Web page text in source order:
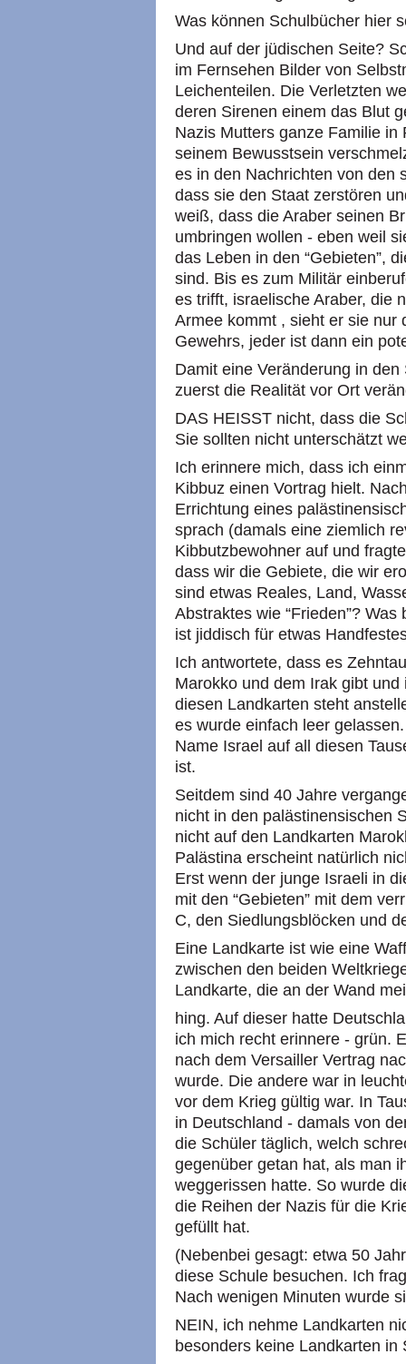
Was können Schulbücher hier
Und auf der jüdischen Seite?
im Fernsehen Bilder von
Leichenteilen. Die Verletzten
deren Sirenen einem das Blut
Nazis Mutters ganze Familie
seinem Bewusstsein
es in den Nachrichten von den
dass sie den Staat zerstören
weiß, dass die Araber seinen
umbringen wollen - eben weil
das Leben in den “Gebieten”,
sind. Bis es zum Militär
es trifft, israelische Araber, die
Armee kommt , sieht er sie nur
Gewehrs, jeder ist dann ein
Damit eine Veränderung in
zuerst die Realität vor Ort
DAS HEISST nicht, dass die
Sie sollten nicht unterschätzt
Ich erinnere mich, dass ich
Kibbuz einen Vortrag hielt.
Errichtung eines
sprach (damals eine ziemlich
Kibbutzbewohner auf und
dass wir die Gebiete, die wir
sind etwas Reales, Land,
Abstraktes wie “Frieden”?
ist jiddisch für etwas
Ich antwortete, dass es
Marokko und dem Irak gibt
diesen Landkarten steht
es wurde einfach leer
Name Israel auf all diesen
ist.
Seitdem sind 40 Jahre
nicht in den palästinensischen
nicht auf den Landkarten
Palästina erscheint natürlich
Erst wenn der junge Israeli in
mit den “Gebieten” mit dem
C, den Siedlungsblöcken und
Eine Landkarte ist wie eine
zwischen den beiden
Landkarte, die an der Wand
hing. Auf dieser hatte
ich mich recht erinnere - grün.
nach dem Versailler Vertrag
wurde. Die andere war in
vor dem Krieg gültig war. In
in Deutschland - damals von
die Schüler täglich, welch
gegenüber getan hat, als man
weggerissen hatte. So wurde
die Reihen der Nazis für die
gefüllt hat.
(Nebenbei gesagt: etwa 50
diese Schule besuchen. Ich
Nach wenigen Minuten wurde
NEIN, ich nehme Landkarten
besonders keine Landkarten in